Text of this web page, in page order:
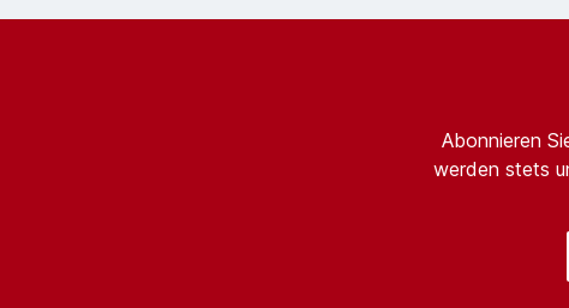
Abonnieren
werden stets